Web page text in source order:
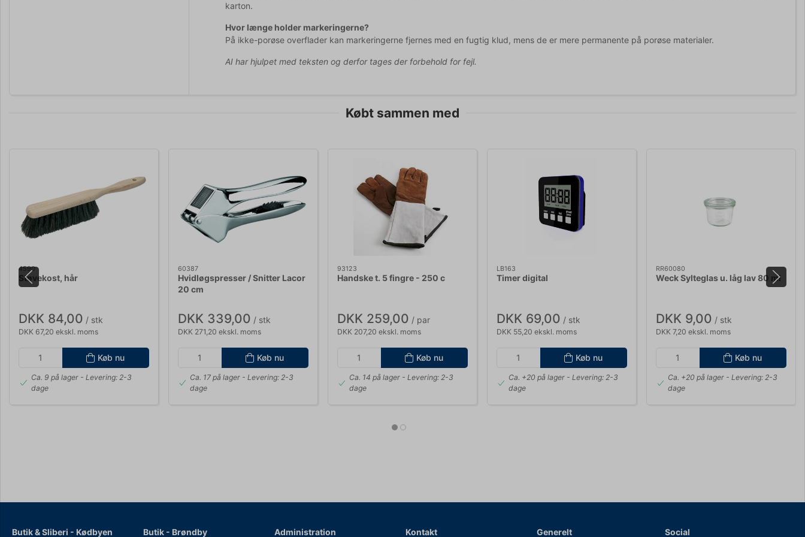
karton.
Hvor længe holder markeringerne?
På ikke-porøse overflader kan markeringerne fjernes med en fugtig klud, mens de er mere permanente på porøse materialer.
AI har hjulpet med teksten og derfor tages der forbehold for fejl.
Købt sammen med
4590
Støvekost, hår
DKK 84,00 / stk
DKK 67,20 ekskl. moms
Køb nu
Ca. 9 på lager- Levering: 2-3
dage
60387
Hvidløgspresser / Snitter Lacor
20 cm
DKK 339,00 / stk
DKK 271,20 ekskl. moms
Køb nu
Ca. 17 på lager - Levering: 2-3
dage
93123
Handske t. 5 fingre - 250 c
DKK 259,00 / par
DKK 207,20 ekskl. moms
Køb nu
Ca. 14 på lager - Levering: 2-3
dage
LB163
Timer digital
DKK 69,00 / stk
DKK 55,20 ekskl. moms
Køb nu
Ca. +20 på lager- Levering: 2-3
dage
RR60080
Weck Sylteglas u. låg lav 80 ml
DKK 9,00 / stk
DKK 7,20 ekskl. moms
Køb nu
Ca. +20 på lager- Levering: 2-3
dage
Butik & Sliberi - Kødbyen Butik - Brøndby Administration Kontakt Generelt Social